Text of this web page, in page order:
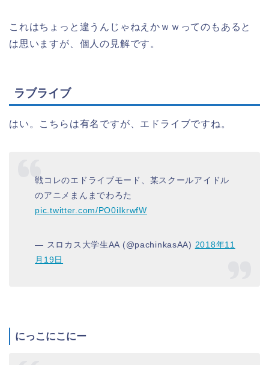
これはちょっと違うんじゃねえかｗｗってのもあると
は思いますが、個人の見解です。
ラブライブ
はい。こちらは有名ですが、エドライブですね。
戦コレのエドライブモード、某スクールアイドル
のアニメまんまでわろた
pic.twitter.com/PO0iIkrwfW
— スロカス大学生AA (@pachinkasAA) 2018年11
月19日
にっこにこにー